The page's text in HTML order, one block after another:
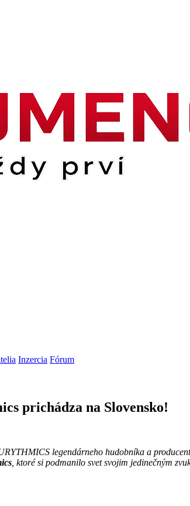
Inzercia Fórum
prichádza na Slovensko!
legendárneho hudobníka a
, ktoré si podmanilo svet svojim jedinečným